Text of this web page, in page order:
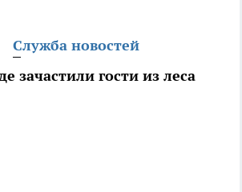
Служба новостей
зачастили гости из леса